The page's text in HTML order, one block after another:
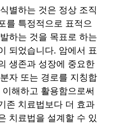
별하는 것은 정상 조직
를 특정적으로 표적으
하는 것을 목표로 하는
되었습니다. 암에서 표
생존과 성장에 중요한
자 또는 경로를 지칭합
해하고 활용함으로써
존 치료법보다 더 효과
치료법을 설계할 수 있